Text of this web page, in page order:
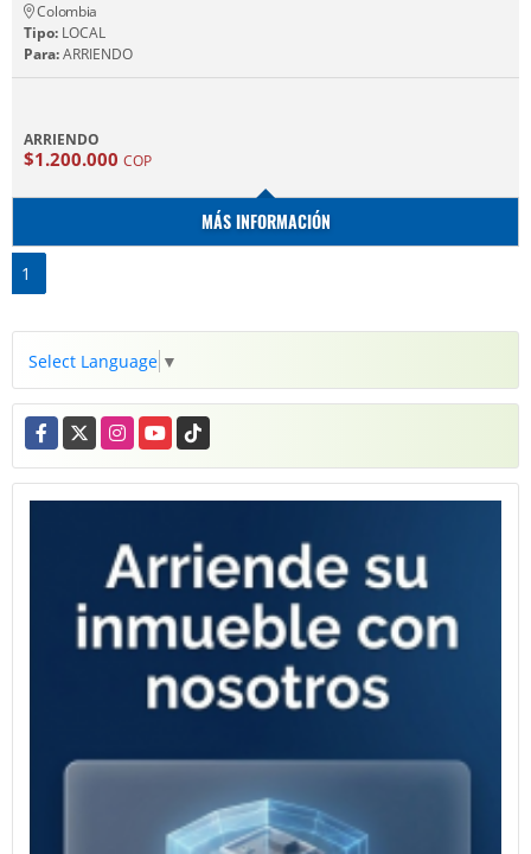
Colombia
Tipo: LOCAL
Para:ARRIENDO
ARRIENDO
$1.200.000 COP
MÁS INFORMACIÓN
1
Select Language ▼
Facebook
X InstagramYouTubeTikTok